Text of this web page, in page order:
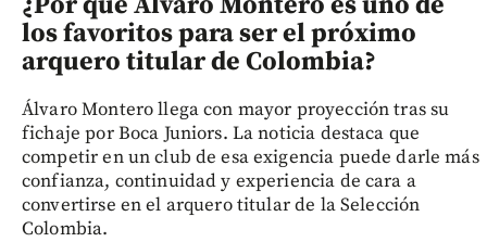
los favoritos para ser el próximo
arquero titular de Colombia?
Álvaro Montero llega con mayor proyección tras su
fichaje por Boca Juniors. La noticia destaca que
competir en un club de esa exigencia puede darle más
confianza, continuidad y experiencia de cara a
convertirse en el arquero titular de la Selección
Colombia.